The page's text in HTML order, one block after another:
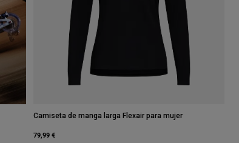
Camiseta de manga larga Flexair para mujer
79,99 €